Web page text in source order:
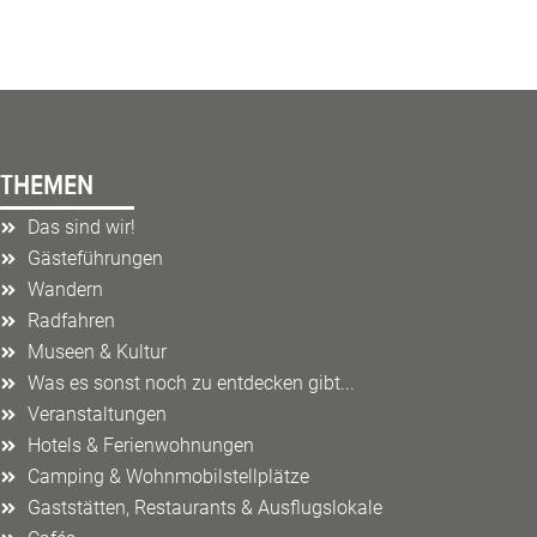
THEMEN
Das sind wir!
Gästeführungen
Wandern
Radfahren
Museen & Kultur
Was es sonst noch zu entdecken gibt...
Veranstaltungen
Hotels & Ferienwohnungen
Camping & Wohnmobilstellplätze
Gaststätten, Restaurants & Ausflugslokale